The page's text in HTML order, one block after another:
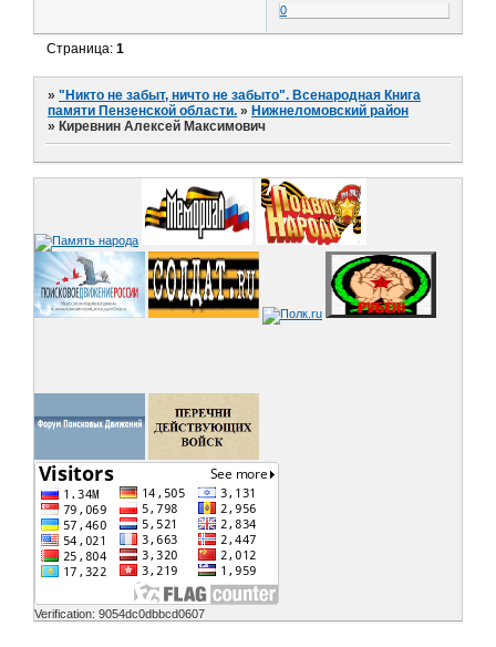
0
Страница:1
»"Никто не забыт, ничто не забыто". Всенародная Книга
памяти Пензенской области. » Нижнеломовский район
» Киревнин Алексей Максимович
Verification: 9054dc0dbbcd0607